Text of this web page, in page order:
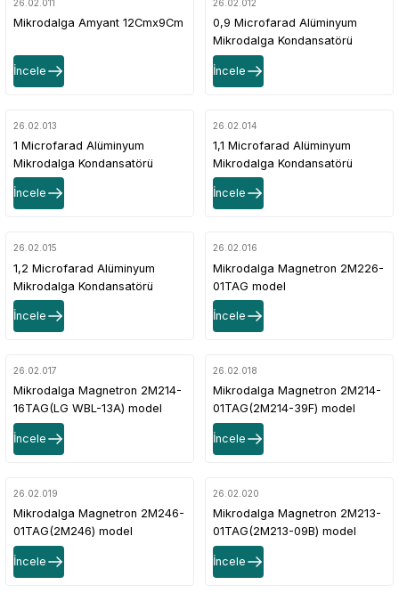
26.02.011
Mikrodalga Amyant 12Cmx9Cm
İncele
26.02.012
0,9 Microfarad Alüminyum
Mikrodalga Kondansatörü
İncele
26.02.013
1 Microfarad Alüminyum
Mikrodalga Kondansatörü
İncele
26.02.014
1,1 Microfarad Alüminyum
Mikrodalga Kondansatörü
İncele
26.02.015
1,2 Microfarad Alüminyum
Mikrodalga Kondansatörü
İncele
26.02.016
Mikrodalga Magnetron 2M226-
01TAG model
İncele
26.02.017
Mikrodalga Magnetron 2M214-
16TAG(LG WBL-13A) model
İncele
26.02.018
Mikrodalga Magnetron 2M214-
01TAG(2M214-39F) model
İncele
26.02.019
Mikrodalga Magnetron 2M246-
01TAG(2M246) model
İncele
26.02.020
Mikrodalga Magnetron 2M213-
01TAG(2M213-09B) model
İncele